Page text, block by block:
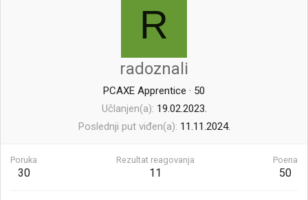
R
radoznali
PCAXE Apprentice · 50
Učlanjen(a) 19.02.2023.
Poslednji put viđen(a) 11.11.2024.
Poruka
30
Rezultat reagovanja
11
Poena
50